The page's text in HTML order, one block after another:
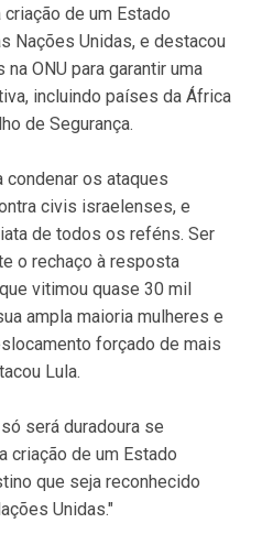
de um Estado
Nações Unidas, e destacou
ONU para garantir uma
incluindo países da África
de Segurança.
condenar os ataques
civis israelenses, e
de todos os reféns. Ser
o rechaço à resposta
vitimou quase 30 mil
ampla maioria mulheres e
forçado de mais
Lula.
será duradoura se
criação de um Estado
que seja reconhecido
Unidas."